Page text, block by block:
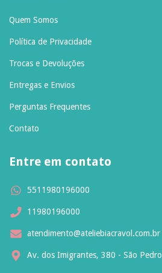
Quem Somos
Política de Privacidade
Trocas e Devoluções
Entregas e Envios
Perguntas Frequentes
Contato
Entre em contato
5511980196000
11980196000
atendimento@ateliebiacravol.com.br
Av. dos Imigrantes, 380 - São Pedro